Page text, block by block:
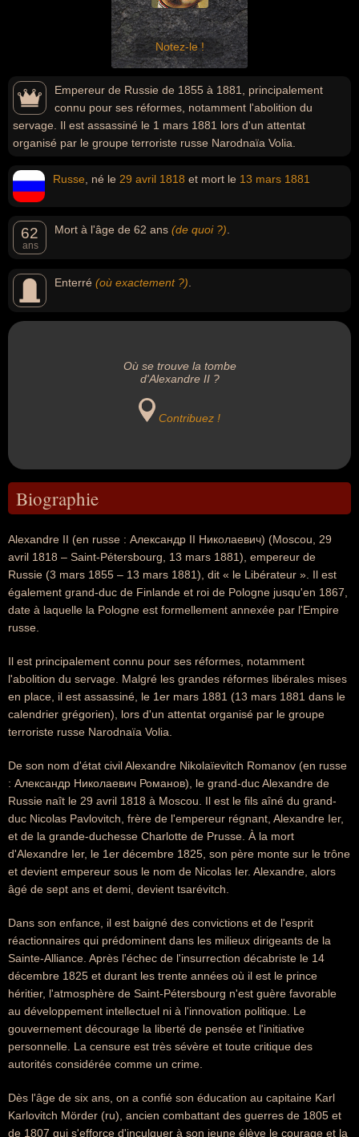
Notez-le !
Empereur de Russie de 1855 à 1881, principalement
connu pour ses réformes, notamment l'abolition du
servage. Il est assassiné le 1 mars 1881 lors d'un attentat
organisé par le groupe terroriste russe Narodnaïa Volia.
Russe , né le 29 avril 1818 et mort le 13 mars 1881
62
ans
Mort à l'âge de 62 ans (de quoi ?)
Enterré (où exactement ?)
Où se trouve la tombe
d'Alexandre II ?
Contribuez !
Biographie
Alexandre II (en russe : Александр II Николаевич) (Moscou, 29
avril 1818 – Saint-Pétersbourg, 13 mars 1881), empereur de
Russie (3 mars 1855 – 13 mars 1881), dit « le Libérateur ». Il est
également grand-duc de Finlande et roi de Pologne jusqu'en 1867,
date à laquelle la Pologne est formellement annexée par l'Empire
russe.
Il est principalement connu pour ses réformes, notamment
l'abolition du servage. Malgré les grandes réformes libérales mises
en place, il est assassiné, le 1er mars 1881 (13 mars 1881 dans le
calendrier grégorien), lors d'un attentat organisé par le groupe
terroriste russe Narodnaïa Volia.
De son nom d'état civil Alexandre Nikolaïevitch Romanov (en russe
: Александр Николаевич Романов), le grand-duc Alexandre de
Russie naît le 29 avril 1818 à Moscou. Il est le fils aîné du grand-
duc Nicolas Pavlovitch, frère de l'empereur régnant, Alexandre Ier,
et de la grande-duchesse Charlotte de Prusse. À la mort
d'Alexandre Ier, le 1er décembre 1825, son père monte sur le trône
et devient empereur sous le nom de Nicolas Ier. Alexandre, alors
âgé de sept ans et demi, devient tsarévitch.
Dans son enfance, il est baigné des convictions et de l'esprit
réactionnaires qui prédominent dans les milieux dirigeants de la
Sainte-Alliance. Après l'échec de l'insurrection décabriste le 14
décembre 1825 et durant les trente années où il est le prince
héritier, l'atmosphère de Saint-Pétersbourg n'est guère favorable
au développement intellectuel ni à l'innovation politique. Le
gouvernement décourage la liberté de pensée et l'initiative
personnelle. La censure est très sévère et toute critique des
autorités considérée comme un crime.
Dès l'âge de six ans, on a confié son éducation au capitaine Karl
Karlovitch Mörder (ru), ancien combattant des guerres de 1805 et
de 1807 qui s'efforce d'inculquer à son jeune élève le courage et la